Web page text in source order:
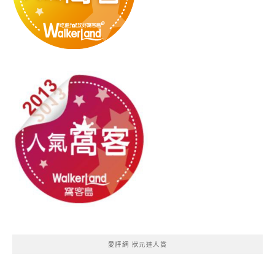
愛評網 狀元達人賞